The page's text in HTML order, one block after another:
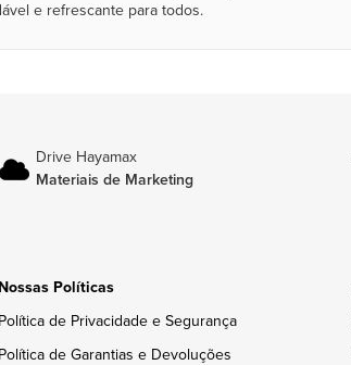
e refrescante para todos.
Drive Hayamax
Materiais de Marketing
Nossas Políticas
Política de Privacidade e Segurança
Política de Garantias e Devoluções